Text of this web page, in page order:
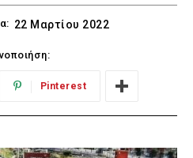
22 Μαρτίου 2022
Pinterest